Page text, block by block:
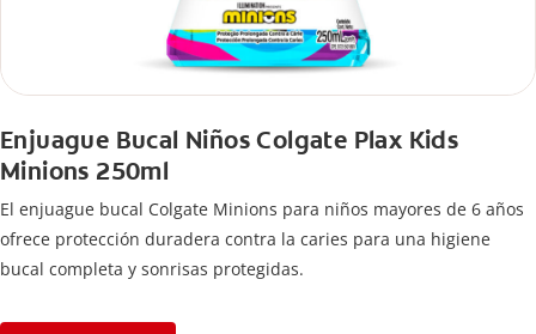
Enjuague Bucal Niños Colgate Plax Kids
Minions 250ml
El enjuague bucal Colgate Minions para niños mayores de 6 años
ofrece protección duradera contra la caries para una higiene
bucal completa y sonrisas protegidas.